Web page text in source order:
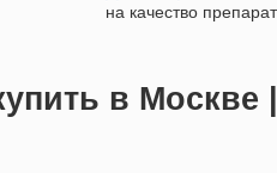
на качество
в Москве